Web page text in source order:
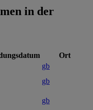
in der
Ort
gb
gb
gb